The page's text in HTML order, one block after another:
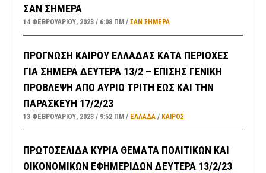
ΣΑΝ ΣΗΜΕΡΑ
14 ΦΕΒΡΟΥΑΡΊΟΥ, 2023 6:08 ΠΜ ΣΑΝ ΣΉΜΕΡΑ
ΠΡΟΓΝΩΣΗ ΚΑΙΡΟΥ ΕΛΛΑΔΑΣ ΚΑΤΑ ΠΕΡΙΟΧΕΣ
ΓΙΑ ΣΗΜΕΡΑ ΔΕΥΤΕΡΑ 13/2 – ΕΠΙΣΗΣ ΓΕΝΙΚΗ
ΠΡΟΒΛΕΨΗ ΑΠΟ ΑΥΡΙΟ ΤΡΙΤΗ ΕΩΣ ΚΑΙ ΤΗΝ
ΠΑΡΑΣΚΕΥΗ 17/2/23
13 ΦΕΒΡΟΥΑΡΊΟΥ, 2023 9:52 ΠΜ ΕΛΛΑΔA/ ΚΑΙΡΌΣ
ΠΡΩΤΟΣΕΛΙΔΑ ΚΥΡΙΑ ΘΕΜΑΤΑ ΠΟΛΙΤΙΚΩΝ ΚΑΙ
ΟΙΚΟΝΟΜΙΚΩΝ ΕΦΗΜΕΡΙΔΩΝ ΔΕΥΤΕΡΑ 13/2/23